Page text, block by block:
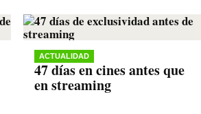
ACTUALIDAD
47 días en cines antes que
en streaming